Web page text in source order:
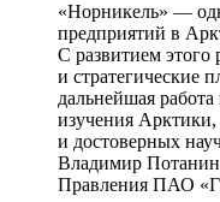
«Норникель» —
предприятий в
С развитием этого
и стратегические
дальнейшая
изучения
и достоверных
Владимир Потанин
Правления ПАО